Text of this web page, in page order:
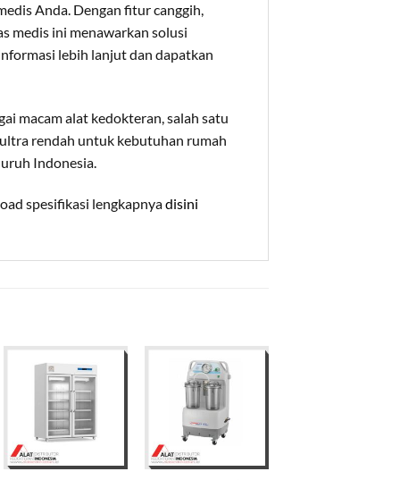
Anda. Dengan fitur canggih,
medis ini menawarkan solusi
lebih lanjut dan dapatkan
macam alat kedokteran, salah satu
rendah untuk kebutuhan rumah
Indonesia.
spesifikasi lengkapnyadisini